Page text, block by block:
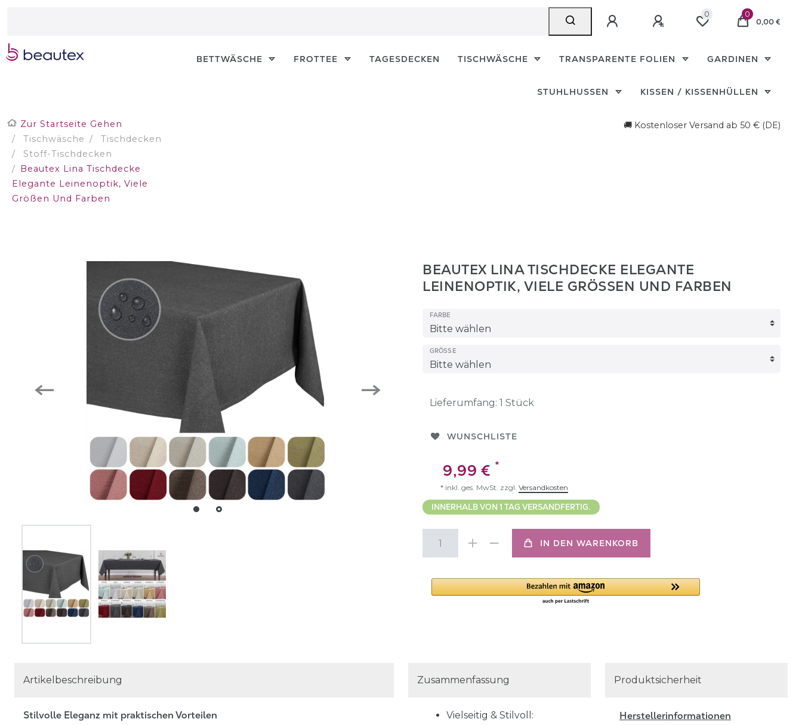
0 0
0,00 €
BETTWÄSCHE FROTTEE TAGESDECKEN TISCHWÄSCHE TRANSPARENTE FOLIEN GARDINEN
STUHLHUSSEN KISSEN / KISSENHÜLLEN
Zur Startseite Gehen
Tischwäsche
Tischdecken
Stoff-Tischdecken
Beautex Lina Tischdecke
Elegante Leinenoptik, Viele
Größen Und Farben
🚚 Kostenloser Versand ab 50 € (DE)
BEAUTEX LINA TISCHDECKE ELEGANTE
LEINENOPTIK, VIELE GRÖSSEN UND FARBEN
FARBE
GRÖSSE
Lieferumfang: 1 Stück
WUNSCHLISTE
9,99 € *
* inkl. ges. MwSt. zzgl. Versandkosten
INNERHALB VON 1 TAG VERSANDFERTIG.
IN DEN WARENKORB
Artikelbeschreibung
Stilvolle Eleganz mit praktischen Vorteilen
Zusammenfassung
Vielseitig & Stilvoll:
Produktsicherheit
Herstellerinformationen